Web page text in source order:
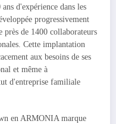
d'expérience dans les
progressivement
de 1400 collaborateurs
Cette implantation
aux besoins de ses
et même à
d'entreprise familiale
en ARMONIA marque